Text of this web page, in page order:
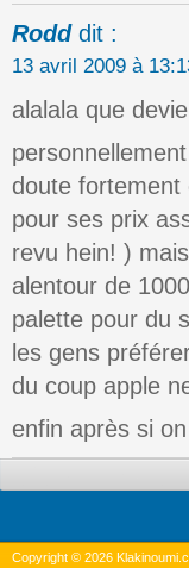
Rodd dit :
13 avril 2009 à
alalala que
doute fortement
pour ses prix
revu hein! )
alentour de
palette pour du
les gens
du coup apple
enfin après si
Copyright © 2026